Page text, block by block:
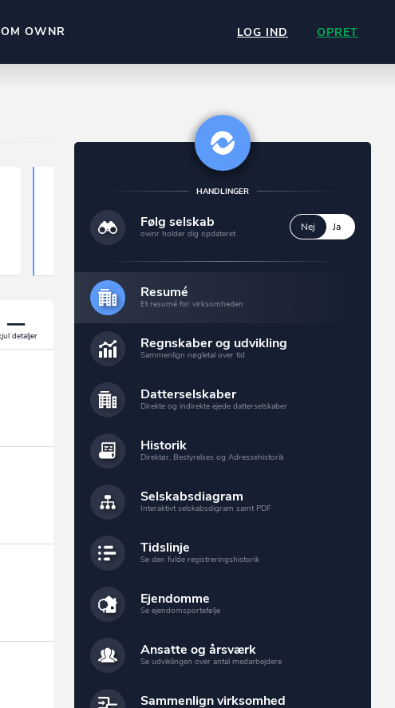
OM OWNR LOG IND OPRET
1 Ejendom
Se dem alle
HANDLINGER
Følg selskab
ownr holder dig opdateret
Nej Ja
Resumé
Et resumé for virksomheden
Regnskaber og udvikling
Sammenlign nøgletal over tid
Datterselskaber
Direkte og indirekte ejede datterselskaber
Historik
Direktør, Bestyrelses og Adressehistorik
Selskabsdiagram
Interaktivt selskabsdigram samt PDF
Tidslinje
Se den fulde registreringshistorik
Ejendomme
Se ejendomsportefølje
Ansatte og årsværk
Se udviklingen over antal medarbejdere
Sammenlign virksomhed